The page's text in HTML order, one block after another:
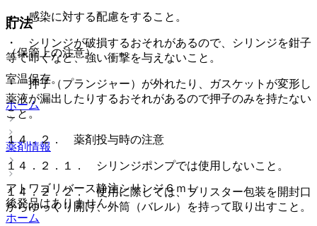
貯法
（保管上の注意）
室温保存。
ホーム
薬剤情報
アトワゴリバース静注シリンジ６ｍＬ
後発品はありません
ホーム
・ 感染に対する配慮をすること。
・ シリンジが破損するおそれがあるので、シリンジを鉗子
等で叩くなど、強い衝撃を与えないこと。
・ 押子（プランジャー）が外れたり、ガスケットが変形し
薬液が漏出したりするおそれがあるので押子のみを持たない
こと。
１４．２． 薬剤投与時の注意
１４．２．１． シリンジポンプでは使用しないこと。
１４．２．２． 使用に際しては、ブリスター包装を開封口
からゆっくり開け、外筒（バレル）を持って取り出すこと。